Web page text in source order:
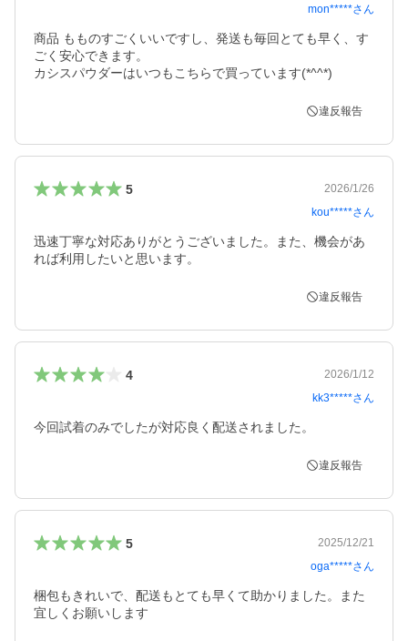
mon*****さん
商品 もものすごくいいですし、発送も毎回とても早く、す
ごく安心できます。
違反報告
5
2026/1/26
kou*****さん
迅速丁寧な対応ありがとうございました。また、機会があ
れば利用したいと思います。
違反報告
4
2026/1/12
kk3*****さん
今回試着のみでしたが対応良く配送されました。
違反報告
5
2025/12/21
oga*****さん
梱包もきれいで、配送もとても早くて助かりました。また
宜しくお願いします